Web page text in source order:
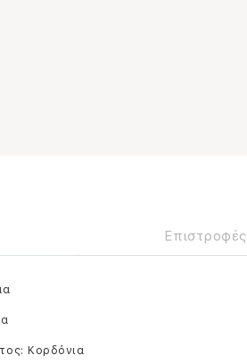
Επιστροφές
Κορδόνια